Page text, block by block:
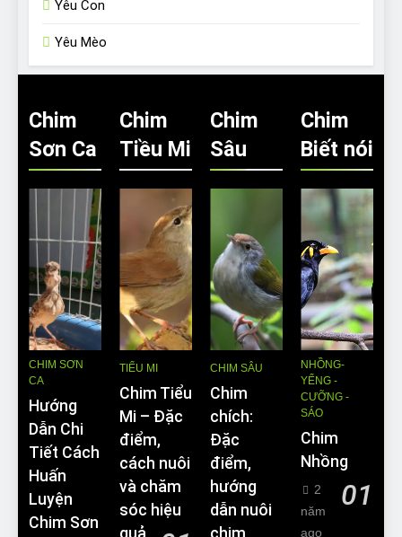
Yêu Con
Yêu Mèo
Chim
Sơn Ca
CHIM SƠN
CA
Hướng
Dẫn Chi
Tiết Cách
Huấn
Luyện
Chim Sơn
Chim
Tiều Mi
TIỂU MI
Chim Tiểu
Mi – Đặc
điểm,
cách nuôi
và chăm
sóc hiệu
quả
Chim
Sâu
CHIM SÂU
Chim
chích:
Đặc
điểm,
hướng
dẫn nuôi
chim
Chim
Biết nói
NHỒNG-
YỂNG -
CƯỠNG -
SÁO
Chim
Nhồng
01
2
năm
ago